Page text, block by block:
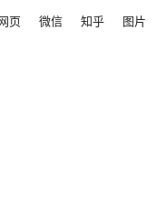
页 微信 知乎 图片